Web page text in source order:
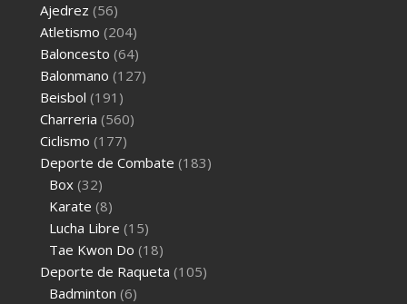
Ajedrez (56)
Atletismo (204)
Baloncesto (64)
Balonmano (127)
Beisbol (191)
Charreria (560)
Ciclismo (177)
Deporte de Combate (183)
Box (32)
Karate (8)
Lucha Libre (15)
Tae Kwon Do (18)
Deporte de Raqueta (105)
Badminton (6)